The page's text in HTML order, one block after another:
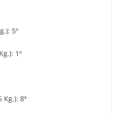
5º
1º
8ª